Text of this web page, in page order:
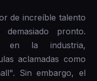
de increíble talento
pronto.
en la industria,
aclamadas como
Sin embargo, el